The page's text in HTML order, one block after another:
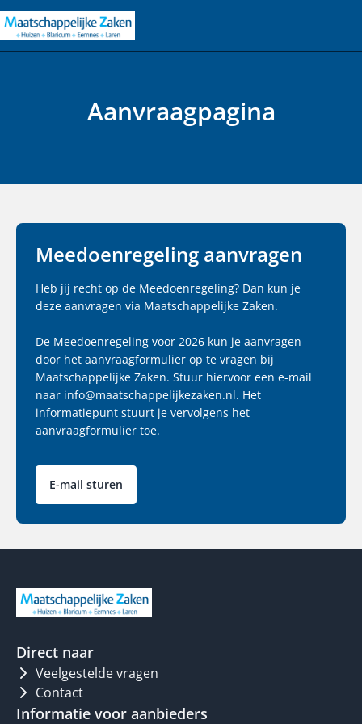
Aanvraagpagina
Meedoenregeling aanvragen
Heb jij recht op de Meedoenregeling? Dan kun je
deze aanvragen via Maatschappelijke Zaken.
De Meedoenregeling voor 2026 kun je aanvragen
door het aanvraagformulier op te vragen bij
Maatschappelijke Zaken. Stuur hiervoor een e-mail
naar info@maatschappelijkezaken.nl. Het
informatiepunt stuurt je vervolgens het
aanvraagformulier toe.
E-mail sturen
Direct naar
Veelgestelde vragen
Contact
Informatie voor aanbieders